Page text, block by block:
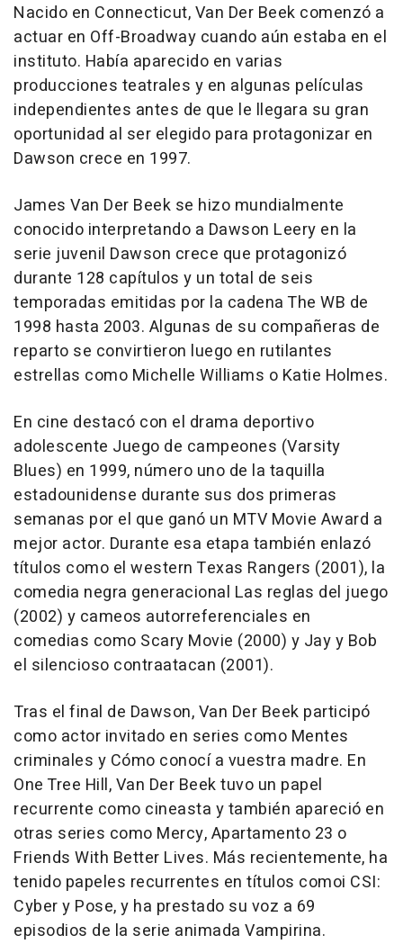
Nacido en Connecticut, Van Der Beek comenzó a
actuar en Off-Broadway cuando aún estaba en el
instituto. Había aparecido en varias
producciones teatrales y en algunas películas
independientes antes de que le llegara su gran
oportunidad al ser elegido para protagonizar en
Dawson crece en 1997.
James Van Der Beek se hizo mundialmente
conocido interpretando a Dawson Leery en la
serie juvenil Dawson crece que protagonizó
durante 128 capítulos y un total de seis
temporadas emitidas por la cadena The WB de
1998 hasta 2003. Algunas de su compañeras de
reparto se convirtieron luego en rutilantes
estrellas como Michelle Williams o Katie Holmes.
En cine destacó con el drama deportivo
adolescente Juego de campeones (Varsity
Blues) en 1999, número uno de la taquilla
estadounidense durante sus dos primeras
semanas por el que ganó un MTV Movie Award a
mejor actor. Durante esa etapa también enlazó
títulos como el western Texas Rangers (2001), la
comedia negra generacional Las reglas del juego
(2002) y cameos autorreferenciales en
comedias como Scary Movie (2000) y Jay y Bob
el silencioso contraatacan (2001).
Tras el final de Dawson, Van Der Beek participó
como actor invitado en series como Mentes
criminales y Cómo conocí a vuestra madre. En
One Tree Hill, Van Der Beek tuvo un papel
recurrente como cineasta y también apareció en
otras series como Mercy, Apartamento 23 o
Friends With Better Lives. Más recientemente, ha
tenido papeles recurrentes en títulos comoi CSI:
Cyber y Pose, y ha prestado su voz a 69
episodios de la serie animada Vampirina.